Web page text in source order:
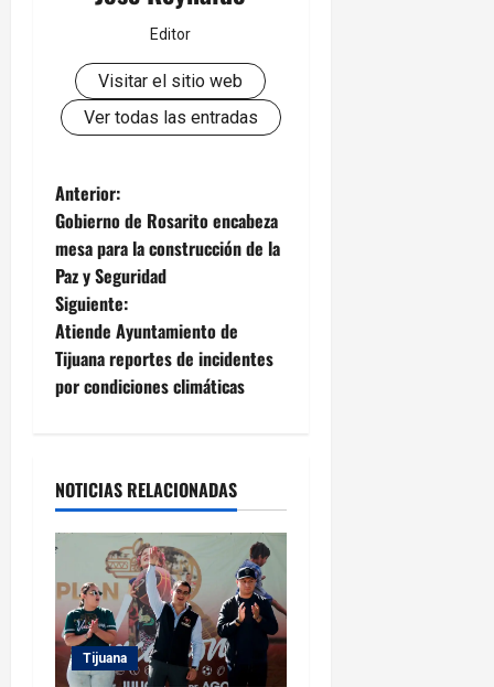
Editor
Visitar el sitio web
Ver todas las entradas
N
a
v
e
g
c
i
ó
n
d
Anterior:
Gobierno de Rosarito encabeza
mesa para la construcción de la
Paz y Seguridad
Siguiente:
Atiende Ayuntamiento de
Tijuana reportes de incidentes
por condiciones climáticas
NOTICIAS RELACIONADAS
Tijuana